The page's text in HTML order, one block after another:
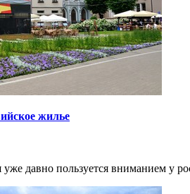
жилье
уже давно пользуется вниманием у